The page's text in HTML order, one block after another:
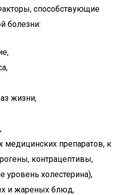
способствующие
болезни:
жизни,
препаратов, к
контрацептивы,
холестерина),
и жареных блюд,